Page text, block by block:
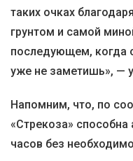
таких очках
грунтом и самой
последующем, когда
уже не заметишь», —
Напомним, что, по
«Стрекоза»
часов без